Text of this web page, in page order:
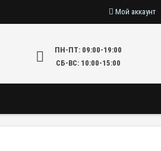
Мой аккаунт
ПН-ПТ: 09:00-19:00
СБ-ВС: 10:00-15:00